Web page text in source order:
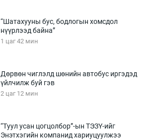
“Шатахууны бус, бодлогын хомсдол
нүүрлээд байна”
1 цаг 42 мин
Дөрвөн чиглэлд шөнийн автобус иргэдэд
үйлчилж буй гэв
2 цаг 12 мин
“Туул усан цогцолбор”-ын ТЭЗҮ-ийг
Энэтхэгийн компанид хариуцуулжээ